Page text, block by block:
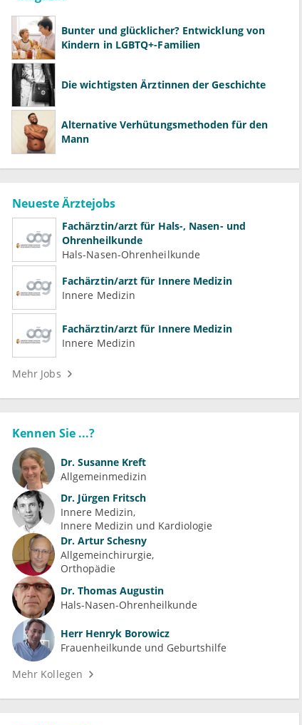
Bunter und glücklicher? Entwicklung von
Kindern in LGBTQ+-Familien
Die wichtigsten Ärztinnen der Geschichte
Alternative Verhütungsmethoden für den
Mann
Neueste Ärztejobs
Fachärztin/arzt für Hals-, Nasen- und
Ohrenheilkunde
Hals-Nasen-Ohrenheilkunde
Fachärztin/arzt für Innere Medizin
Innere Medizin
Fachärztin/arzt für Innere Medizin
Innere Medizin
Mehr Jobs
Kennen Sie ...?
Dr. Susanne Kreft
Allgemeinmedizin
Dr. Jürgen Fritsch
Innere Medizin
Innere Medizin und Kardiologie
Dr. Artur Schesny
Allgemeinchirurgie
Orthopädie
Dr. Thomas Augustin
Hals-Nasen-Ohrenheilkunde
Herr Henryk Borowicz
Frauenheilkunde und Geburtshilfe
Mehr Kollegen